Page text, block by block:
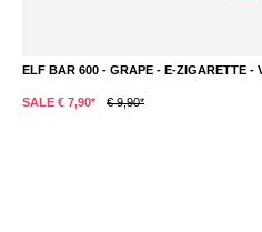
ELF BAR 600 - GRAPE - E-ZIGARETTE -
SALE € 7,90* € 9,90*